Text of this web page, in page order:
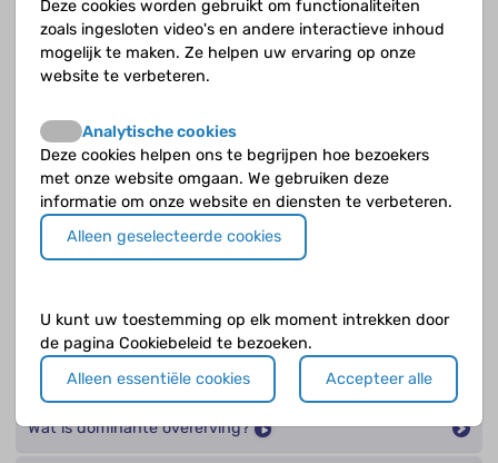
Waar komt de naam Von Willebrandziekte vandaan?
Waar kun je last van hebben als je de ziekte van Von
Waarin verschilt VWD met hemofilie?
Waarom is VWD zo onbekend?
Wat gebeurt er als je te weinig Von Willebrandfactor
Wat is autosomale overerving?
Wat is de ziekte van Von Willebrand?
Wat is dominante overerving?
Deze cookies worden gebruikt om functionaliteiten
zoals ingesloten video's en andere interactieve inhoud
mogelijk te maken. Ze helpen uw ervaring op onze
website te verbeteren.
Analytische cookies
Deze cookies helpen ons te begrijpen hoe bezoekers
met onze website omgaan. We gebruiken deze
informatie om onze website en diensten te verbeteren.
Alleen geselecteerde cookies
U kunt uw toestemming op elk moment intrekken door
de pagina Cookiebeleid te bezoeken.
Alleen essentiële cookies
Accepteer alle